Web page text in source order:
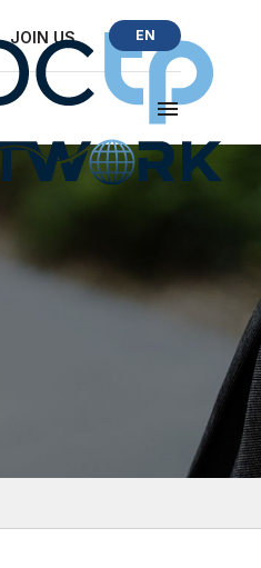
JOIN US EN